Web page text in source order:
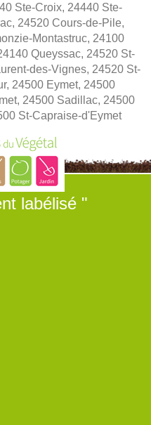
Ste-Croix, 24440 Ste-
24520 Cours-de-Pile,
Montastruc, 24100
Queyssac, 24520 St-
des-Vignes, 24520 St-
24500 Eymet, 24500
24500 Sadillac, 24500
St-Capraise-d'Eymet
labélisé "